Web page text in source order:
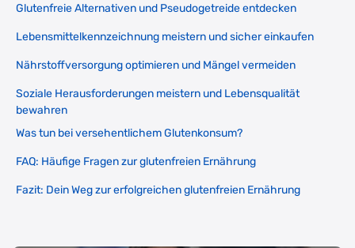
Glutenfreie Alternativen und Pseudogetreide entdecken
Lebensmittelkennzeichnung meistern und sicher einkaufen
Nährstoffversorgung optimieren und Mängel vermeiden
Soziale Herausforderungen meistern und Lebensqualität
bewahren
Was tun bei versehentlichem Glutenkonsum?
FAQ: Häufige Fragen zur glutenfreien Ernährung
Fazit: Dein Weg zur erfolgreichen glutenfreien Ernährung